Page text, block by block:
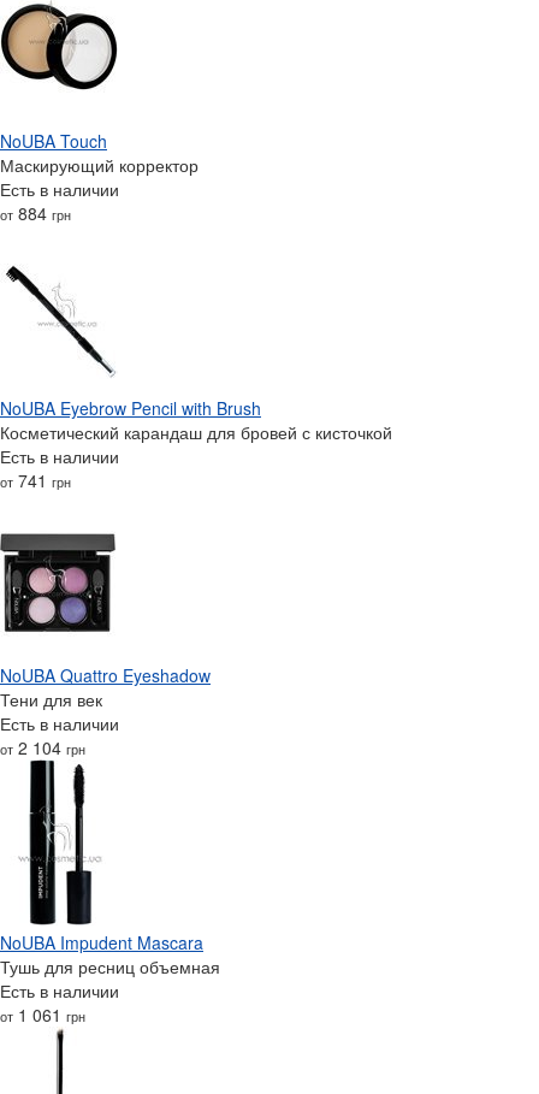
NoUBA Touch
Маскирующий корректор
Есть в наличии
от 884 грн
NoUBA Eyebrow Pencil with Brush
Косметический карандаш для бровей с кисточкой
Есть в наличии
от 741 грн
NoUBA Quattro Eyeshadow
Тени для век
Есть в наличии
от 2 104 грн
NoUBA Impudent Mascara
Тушь для ресниц объемная
Есть в наличии
от 1 061 грн